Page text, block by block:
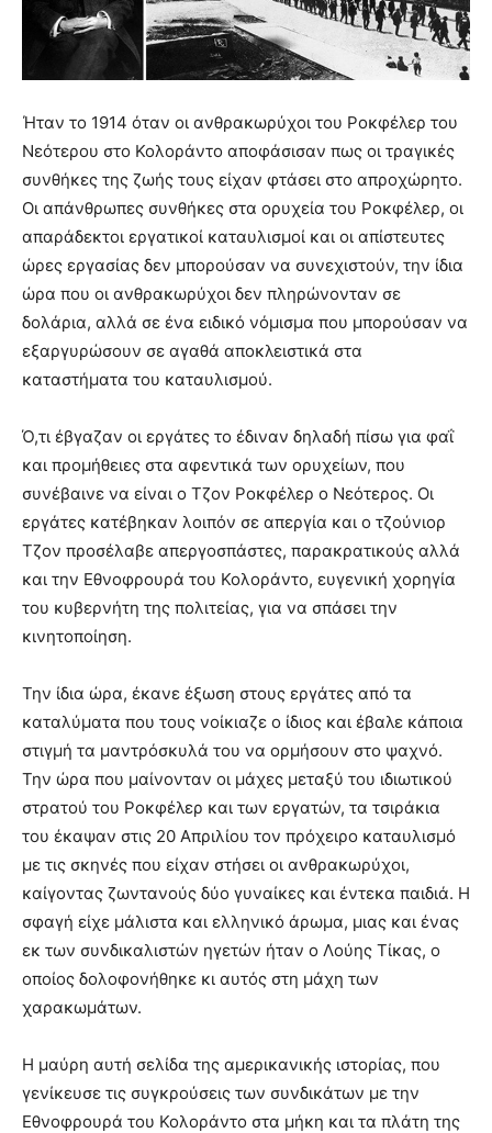
Ήταν το 1914 όταν οι ανθρακωρύχοι του Ροκφέλερ του
Νεότερου στο Κολοράντο αποφάσισαν πως οι τραγικές
συνθήκες της ζωής τους είχαν φτάσει στο απροχώρητο.
Οι απάνθρωπες συνθήκες στα ορυχεία του Ροκφέλερ, οι
απαράδεκτοι εργατικοί καταυλισμοί και οι απίστευτες
ώρες εργασίας δεν μπορούσαν να συνεχιστούν, την ίδια
ώρα που οι ανθρακωρύχοι δεν πληρώνονταν σε
δολάρια, αλλά σε ένα ειδικό νόμισμα που μπορούσαν να
εξαργυρώσουν σε αγαθά αποκλειστικά στα
καταστήματα του καταυλισμού.
Ό,τι έβγαζαν οι εργάτες το έδιναν δηλαδή πίσω για φαΐ
και προμήθειες στα αφεντικά των ορυχείων, που
συνέβαινε να είναι ο Τζον Ροκφέλερ ο Νεότερος. Οι
εργάτες κατέβηκαν λοιπόν σε απεργία και ο τζούνιορ
Τζον προσέλαβε απεργοσπάστες, παρακρατικούς αλλά
και την Εθνοφρουρά του Κολοράντο, ευγενική χορηγία
του κυβερνήτη της πολιτείας, για να σπάσει την
κινητοποίηση.
Την ίδια ώρα, έκανε έξωση στους εργάτες από τα
καταλύματα που τους νοίκιαζε ο ίδιος και έβαλε κάποια
στιγμή τα μαντρόσκυλά του να ορμήσουν στο ψαχνό.
Την ώρα που μαίνονταν οι μάχες μεταξύ του ιδιωτικού
στρατού του Ροκφέλερ και των εργατών, τα τσιράκια
του έκαψαν στις 20 Απριλίου τον πρόχειρο καταυλισμό
με τις σκηνές που είχαν στήσει οι ανθρακωρύχοι,
καίγοντας ζωντανούς δύο γυναίκες και έντεκα παιδιά. Η
σφαγή είχε μάλιστα και ελληνικό άρωμα, μιας και ένας
εκ των συνδικαλιστών ηγετών ήταν ο Λούης Τίκας, ο
οποίος δολοφονήθηκε κι αυτός στη μάχη των
χαρακωμάτων.
Η μαύρη αυτή σελίδα της αμερικανικής ιστορίας, που
γενίκευσε τις συγκρούσεις των συνδικάτων με την
Εθνοφρουρά του Κολοράντο στα μήκη και τα πλάτη της